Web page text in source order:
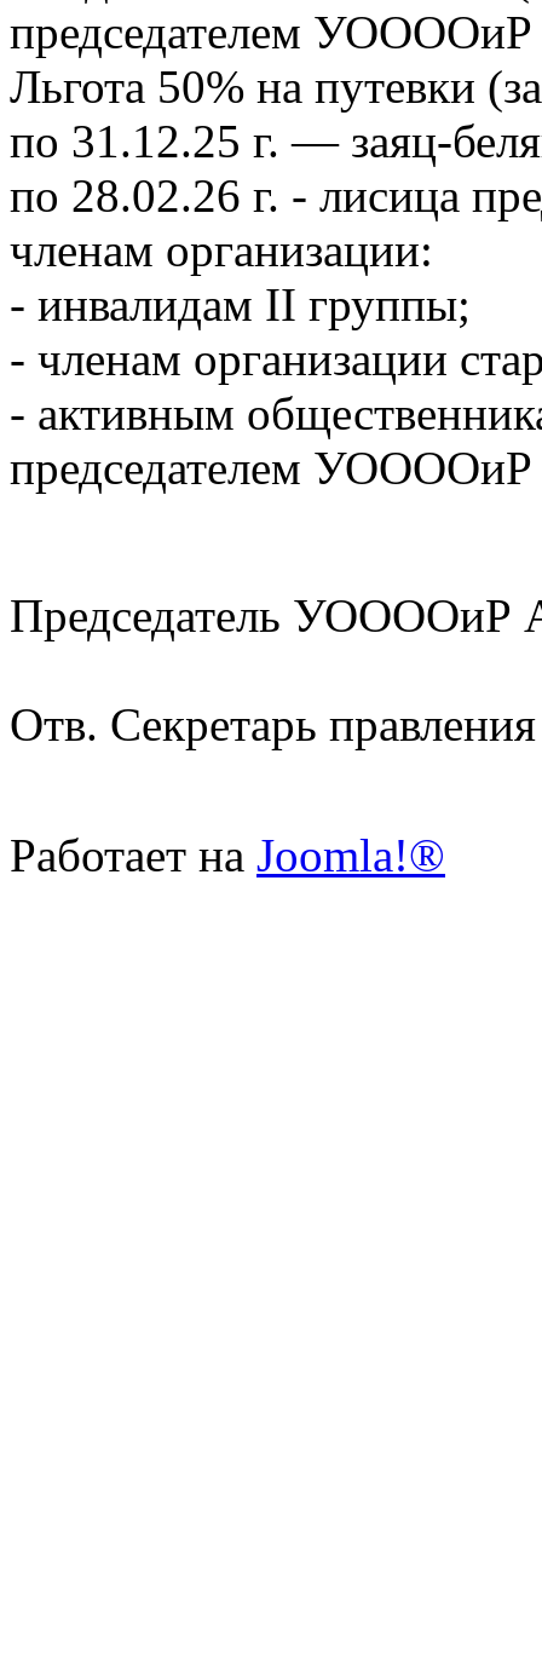
председателем
Льгота 50% на путевки
по 31.12.25 г. — заяц-
по 28.02.26 г. - лисица
членам организации:
- инвалидам II группы;
- членам организации
- активным
председателем
Председатель УООООиР
Отв. Секретарь
Работает на Joomla!®